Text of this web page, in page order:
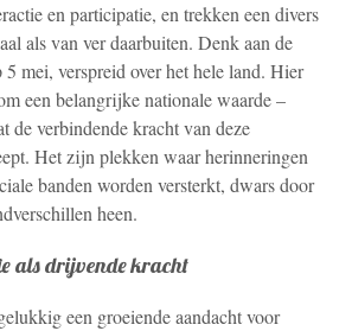
en participatie, en trekken een divers
als van ver daarbuiten. Denk aan de
mei, verspreid over het hele land. Hier
een belangrijke nationale waarde –
de verbindende kracht van deze
Het zijn plekken waar herinneringen
banden worden versterkt, dwars door
heen.
als drijvende kracht
een groeiende aandacht voor